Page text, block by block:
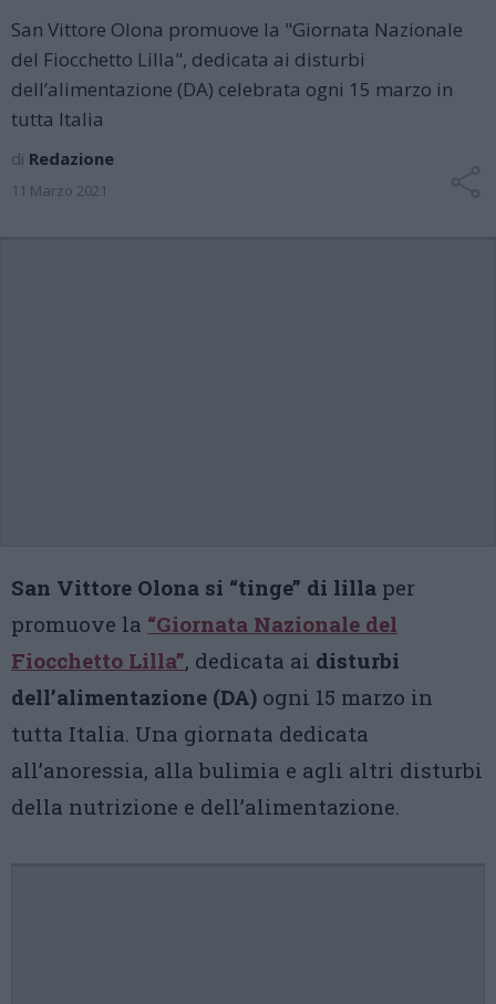
San Vittore Olona promuove la "Giornata Nazionale
del Fiocchetto Lilla", dedicata ai disturbi
dell’alimentazione (DA) celebrata ogni 15 marzo in
tutta Italia
di Redazione
11 Marzo 2021
San Vittore Olona si “tinge” di lilla per
promuove la “Giornata Nazionale del
Fiocchetto Lilla”, dedicata ai disturbi
dell’alimentazione (DA) ogni 15 marzo in
tutta Italia. Una giornata dedicata
all’anoressia, alla bulimia e agli altri disturbi
della nutrizione e dell’alimentazione.